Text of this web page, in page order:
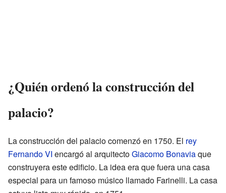
¿Quién ordenó la construcción del
palacio?
La construcción del palacio comenzó en 1750. El rey
Fernando VI encargó al arquitectoGiacomo Bonaviaque
construyera este edificio. La idea era que fuera una casa
especial para un famoso músico llamado Farinelli. La casa